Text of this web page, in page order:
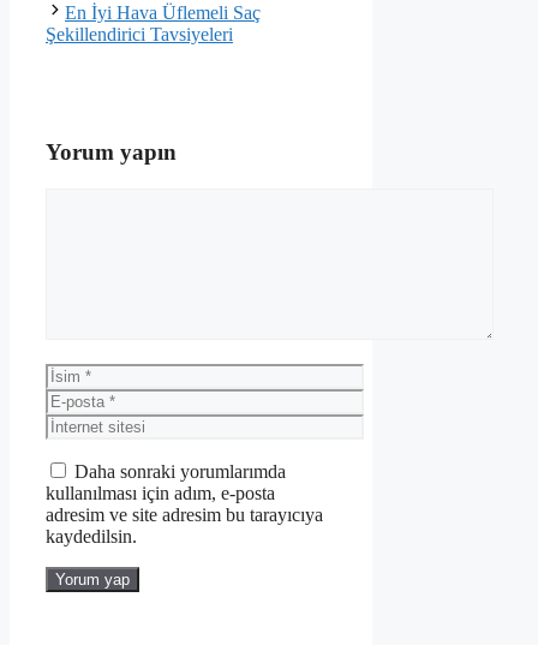
En İyi Hava Üflemeli Saç
Şekillendirici Tavsiyeleri
Yorum yapın
İsim
E-
posta
İnternet
sitesi
Daha sonraki yorumlarımda
kullanılması için adım, e-posta
adresim ve site adresim bu tarayıcıya
kaydedilsin.